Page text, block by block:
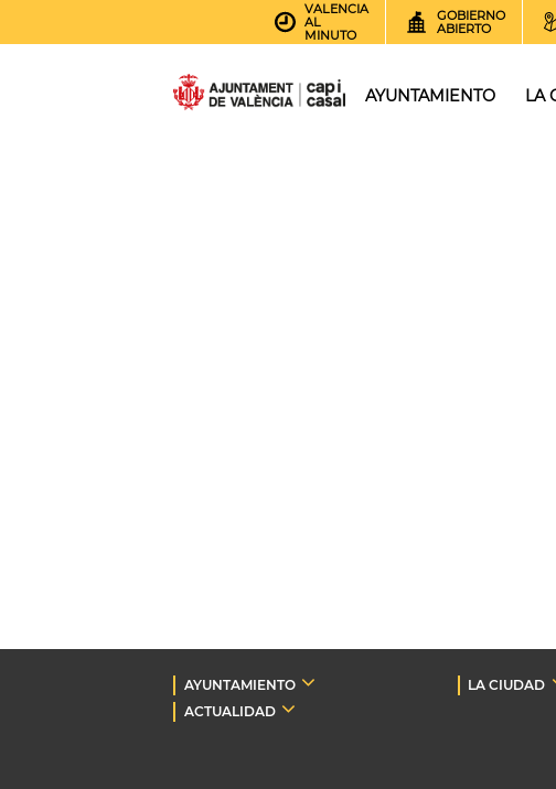
VALENCIA
AL
MINUTO
GOBIERNO
ABIERTO
AYUNTAMIENTO LA
AYUNTAMIENTO LA CIUDAD
ACTUALIDAD